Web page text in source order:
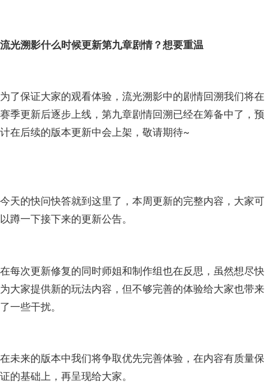
流光溯影什么时候更新第九章剧情？想要重温
为了保证大家的观看体验，流光溯影中的剧情回溯我们将在
赛季更新后逐步上线，第九章剧情回溯已经在筹备中了，预
计在后续的版本更新中会上架，敬请期待~
今天的快问快答就到这里了，本周更新的完整内容，大家可
以蹲一下接下来的更新公告。
在每次更新修复的同时师姐和制作组也在反思，虽然想尽快
为大家提供新的玩法内容，但不够完善的体验给大家也带来
了一些干扰。
在未来的版本中我们将争取优先完善体验，在内容有质量保
证的基础上，再呈现给大家。